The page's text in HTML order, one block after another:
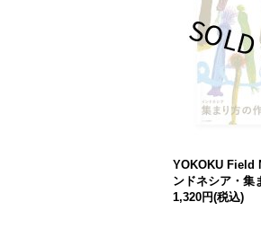
YOKOKU Field
ンドネシア・集
1,320円(税込)